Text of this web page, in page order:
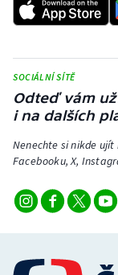
SOCIÁLNÍ SÍTĚ
Odteď vám
i na dalších
Nenechte si nikde
Facebooku, X,